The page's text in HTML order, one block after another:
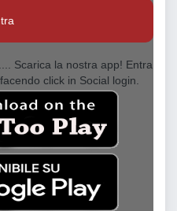
Scarica la nostra app! Entra
click in Social login.